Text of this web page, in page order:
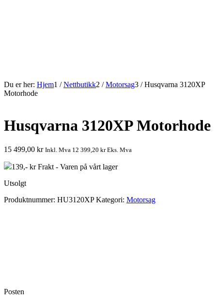
Du er her: Hjem1 / Nettbutikk2 / Motorsag3 / Husqvarna 3120XP
Motorhode
Husqvarna 3120XP Motorhode
15 499,00 kr Inkl. Mva 12 399,20 krEks. Mva
139,- kr Frakt - Varen på vårt lager
Utsolgt
Produktnummer: HU3120XP Kategori: Motorsag
Posten